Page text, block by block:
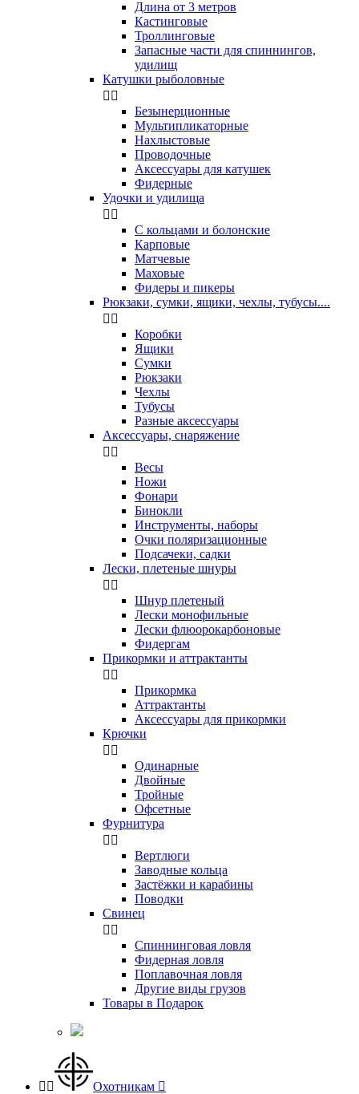
Длина от 3 метров
Кастинговые
Троллинговые
Запасные части для спиннингов,
удилищ
Катушки рыболовные
 
Безынерционные
Мультипликаторные
Нахлыстовые
Проводочные
Аксессуары для катушек
Фидерные
Удочки и удилища
 
С кольцами и болонские
Карповые
Матчевые
Маховые
Фидеры и пикеры
Рюкзаки, сумки, ящики, чехлы, тубусы....
 
Коробки
Ящики
Сумки
Рюкзаки
Чехлы
Тубусы
Разные аксессуары
Аксессуары, снаряжение
 
Весы
Ножи
Фонари
Бинокли
Инструменты, наборы
Очки поляризационные
Подсачеки, садки
Лески, плетеные шнуры
 
Шнур плетеный
Лески монофильные
Лески флюорокарбоновые
Фидергам
Прикормки и аттрактанты
 
Прикормка
Аттрактанты
Аксессуары для прикормки
Крючки
 
Одинарные
Двойные
Тройные
Офсетные
Фурнитура
 
Вертлюги
Заводные кольца
Застёжки и карабины
Поводки
Свинец
 
Спиннинговая ловля
Фидерная ловля
Поплавочная ловля
Другие виды грузов
Товары в Подарок
  Охотникам 